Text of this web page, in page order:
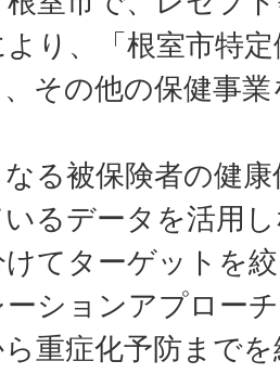
り、「根室市特
その他の保健事
る被保険者の健
るデータを活用
けてターゲットを
ションアプロー
重症化予防まで